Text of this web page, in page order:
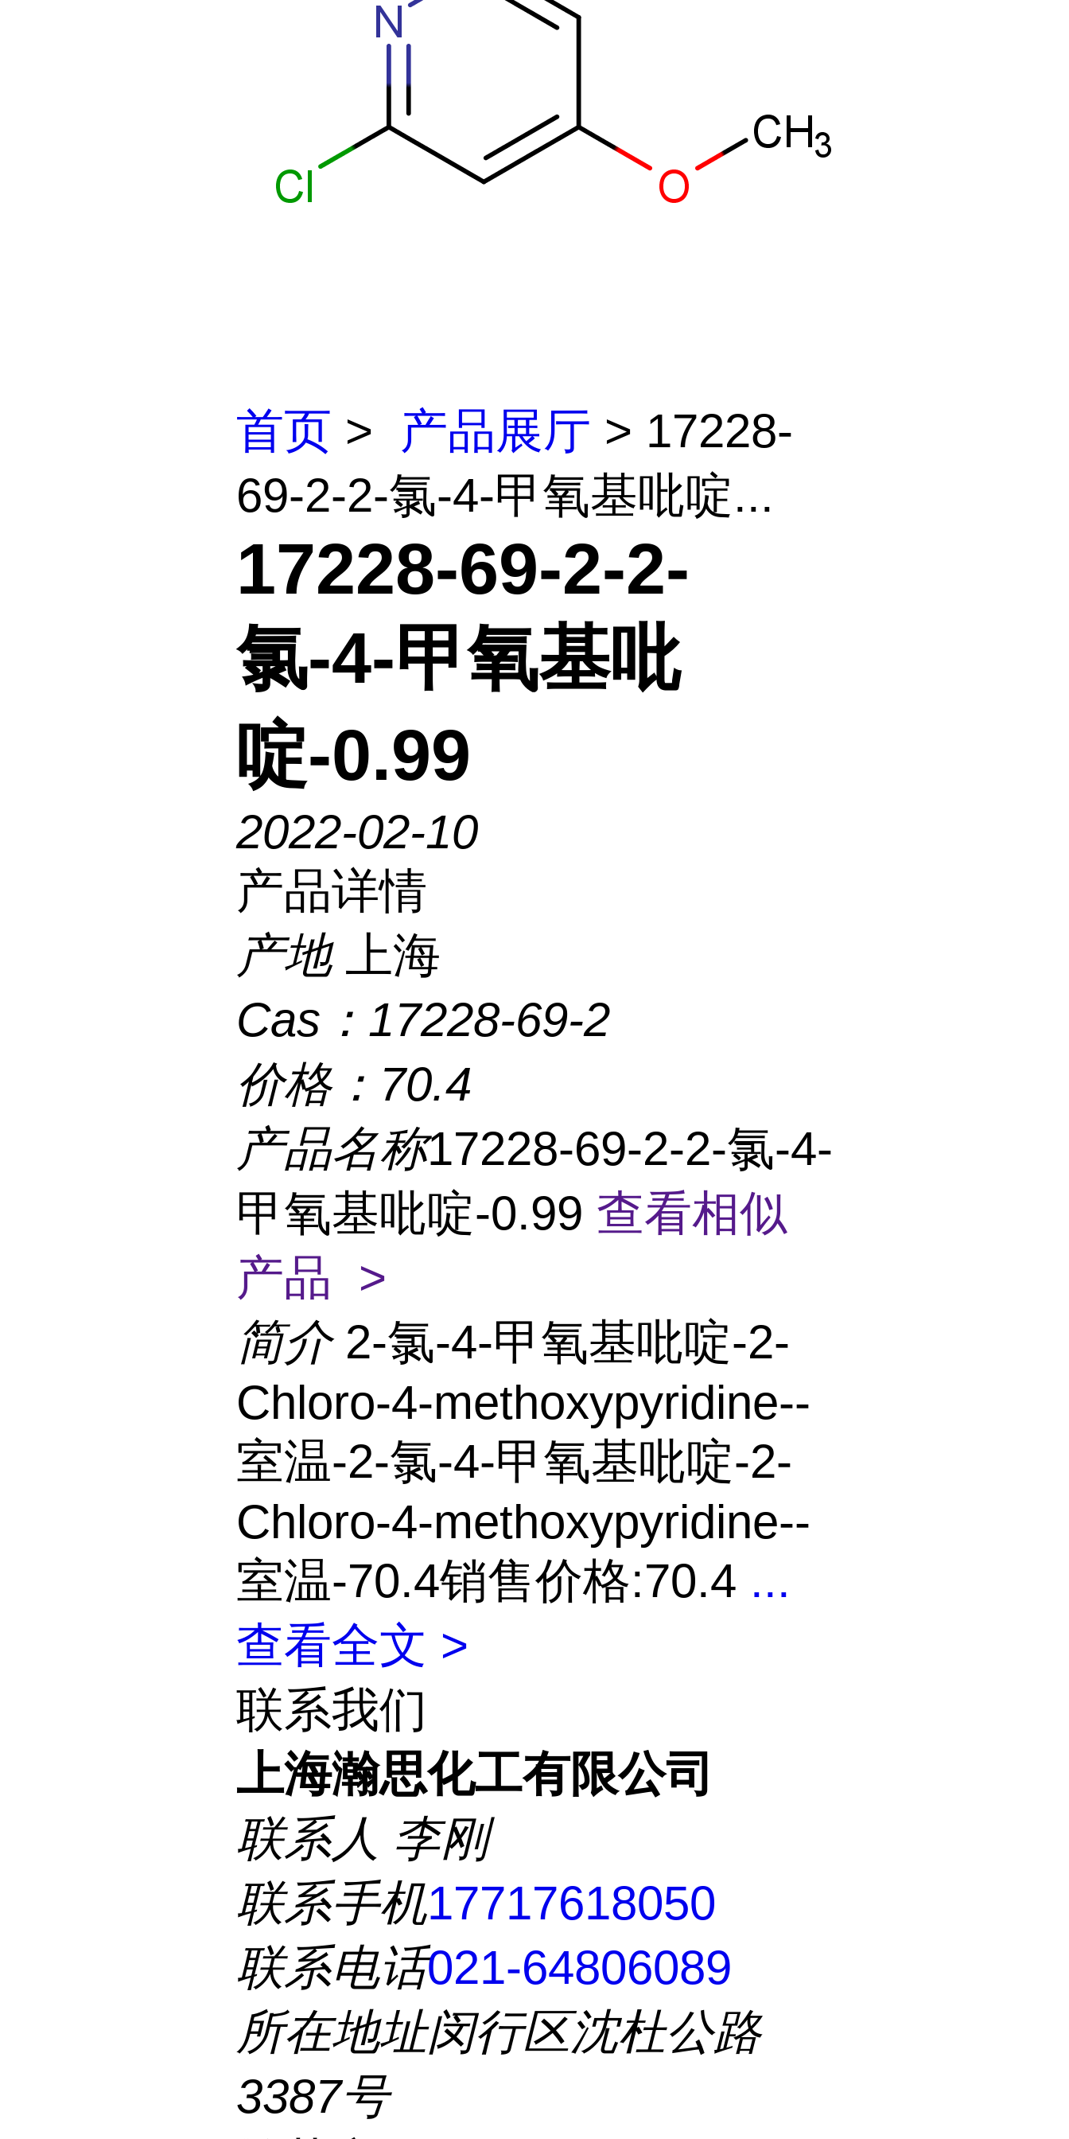
首页 > 产品展厅 > 17228-
69-2-2-氯-4-甲氧基吡啶...
17228-69-2-2-
氯-4-甲氧基吡
啶-0.99
2022-02-10
产品详情
产地 上海
Cas： 17228-69-2
价格： 70.4
产品名称17228-69-2-2-氯-4-
甲氧基吡啶-0.99 查看相似
产品 >
简介 2-氯-4-甲氧基吡啶-2-
Chloro-4-methoxypyridine--
室温-2-氯-4-甲氧基吡啶-2-
Chloro-4-methoxypyridine--
室温-70.4销售价格:70.4 ...
查看全文 >
联系我们
上海瀚思化工有限公司
联系人 李刚
联系手机17717618050
联系电话021-64806089
所在地址闵行区沈杜公路
3387号